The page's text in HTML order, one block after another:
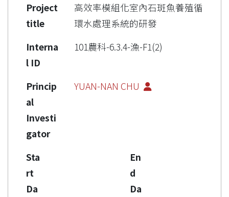
Project
title
高效率模組化室內石斑魚養殖循
環水處理系統的研發
Interna
l ID
101農科-6.3.4-漁-F1(2)
Princip
al
Investi
gator
YUAN-NAN CHU
Sta
rt
Da
En
d
Da